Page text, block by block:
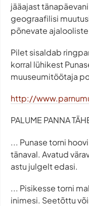
jääajast
geograafilisi
põnevate
Pilet sisaldab
korral lühikest
muuseumitöötaja
http://
PALUME PANNA
... Punase torni
tänaval. Avatud
astu julgelt edasi.
... Pisikesse torni
inimesi. Seetõttu